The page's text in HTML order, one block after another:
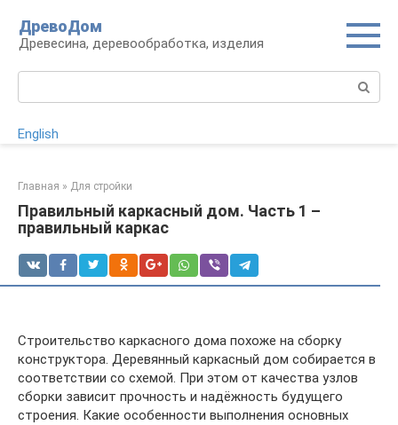
контенту
ДревоДом
Древесина, деревообработка, изделия
English
Главная » Для стройки
Правильный каркасный дом. Часть 1 –
правильный каркас
Строительство каркасного дома похоже на сборку
конструктора. Деревянный каркасный дом собирается в
соответствии со схемой. При этом от качества узлов
сборки зависит прочность и надёжность будущего
строения. Какие особенности выполнения основных